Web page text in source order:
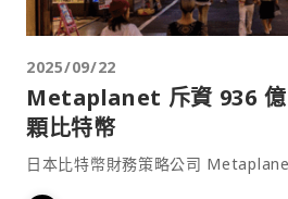
2025/09/22
Metaplanet 斥資 936 億
顆比特幣
日本比特幣財務策略公司